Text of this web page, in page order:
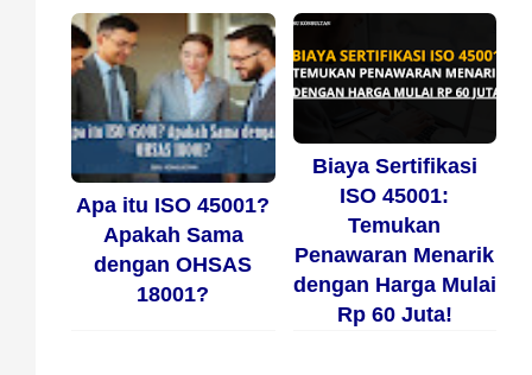
Apa itu ISO 45001?
Apakah Sama
dengan OHSAS
18001?
Biaya Sertifikasi
ISO 45001:
Temukan
Penawaran Menarik
dengan Harga Mulai
Rp 60 Juta!